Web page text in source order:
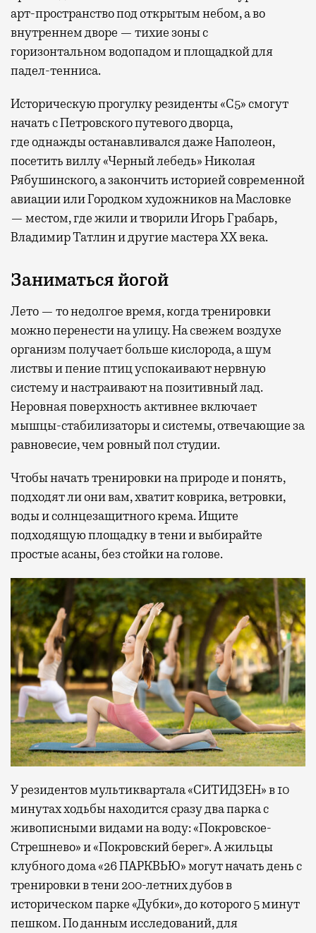
арт-пространство под открытым небом, а во
внутреннем дворе — тихие зоны с
горизонтальном водопадом и площадкой для
падел-тенниса.
Историческую прогулку резиденты «С5» смогут
начать с Петровского путевого дворца,
гдеоднажды останавливался даже Наполеон,
посетить виллу «Черный лебедь» Николая
Рябушинского, а закончить историей современной
авиации или Городком художников на Масловке
— местом, где жили и творили Игорь Грабарь,
Владимир Татлин и другие мастера XX века.
Заниматься йогой
Лето — то недолгое время, когда тренировки
можно перенести на улицу. На свежем воздухе
организм получает больше кислорода, а шум
листвы и пение птиц успокаивают нервную
систему и настраивают на позитивный лад.
Неровная поверхность активнее включает
мышцы-стабилизаторы и системы, отвечающие за
равновесие, чем ровный пол студии.
Чтобы начать тренировки на природе и понять,
подходят ли они вам, хватит коврика, ветровки,
воды и солнцезащитного крема. Ищите
подходящую площадку в тени и выбирайте
простые асаны, без стойки на голове.
У резидентов мультиквартала «СИТИДЗЕН» в 10
минутах ходьбы находится сразу два парка с
живописными видами на воду: «Покровское-
Стрешнево» и «Покровский берег». А жильцы
клубного дома «26 ПАРКВЬЮ» могут начать день с
тренировки в тени 200-летних дубов в
историческом парке «Дубки», до которого 5 минут
пешком. По данным исследований, для